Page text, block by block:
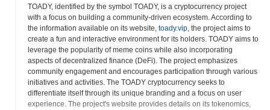
TOADY, identified by the symbol TOADY, is a cryptocurrency project
with a focus on building a community-driven ecosystem. According to
the information available on its website, toady.vip, the project aims to
create a fun and interactive environment for its holders. TOADY aims to
leverage the popularity of meme coins while also incorporating
aspects of decentralized finance (DeFi). The project emphasizes
community engagement and encourages participation through various
initiatives and activities. The TOADY cryptocurrency seeks to
differentiate itself through its unique branding and a focus on user
experience. The project's website provides details on its tokenomics,